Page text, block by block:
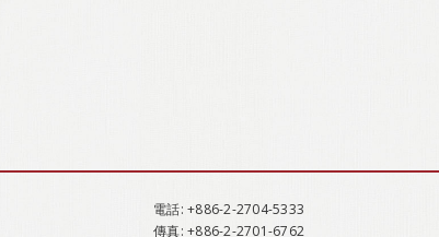
電話: +886-2-2704-5333
傳真: +886-2-2701-6762